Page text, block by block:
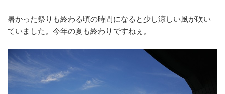
暑かった祭りも終わる頃の時間になると少し涼しい風が吹い
ていました。今年の夏も終わりですねぇ。